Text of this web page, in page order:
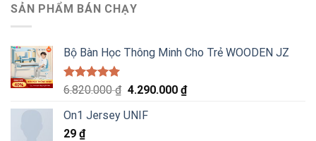
SẢN PHẨM BÁN CHẠY
Bộ Bàn Học Thông Minh Cho Trẻ WOODEN JZ
Được xếp
5 sao
6.820.000₫ Giá
là:
4.290.000 ₫Giá
On1 Jersey UNIF
29 ₫